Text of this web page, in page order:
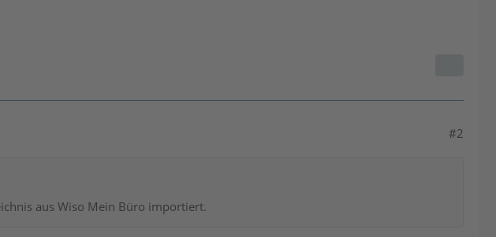
#2
aus Wiso Mein Büro importiert.